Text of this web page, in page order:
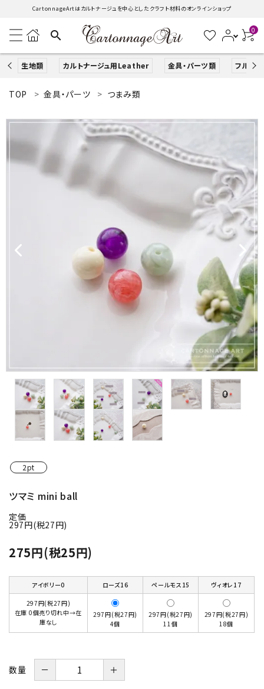
CartonnageArtはカルトナージュを中心としたクラフト材料のオンラインショップ
search 0
生地類 カルトナージュ用Leather 金具・パーツ類 フルキッ
ACCOUNT MENU
ようこそ ゲスト 様
カルトナージュLeather用
デコレーション材料
道具類
基本材料
ガイドライン
お問い合わせ
TOP 金具・パーツ つまみ類
2pt
ツマミ mini ball
定価
297円(税27円)
275円(税25円)
アイボリー0 ローズ16 ペールモス15 ヴィオレ17
297円(税27円)
在庫 0個売り切れ中→在
庫なし
297円(税27円)
4個
297円(税27円)
11個
297円(税27円)
18個
数量 － ＋